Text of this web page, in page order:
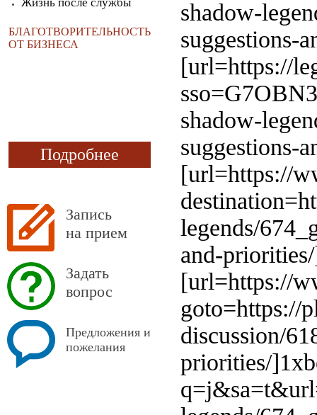
БЛАГОТВОРИТЕЛЬНОСТЬ
ОТ БИЗНЕСА
Подробнее
Запись
на прием
Задать
вопрос
Предложения и
пожелания
shadow-
suggestions-
[url=https://
shadow-
suggestions-
[url=https://
legends/
and-
[url=https://
goto=https://
discussion/
priorities/